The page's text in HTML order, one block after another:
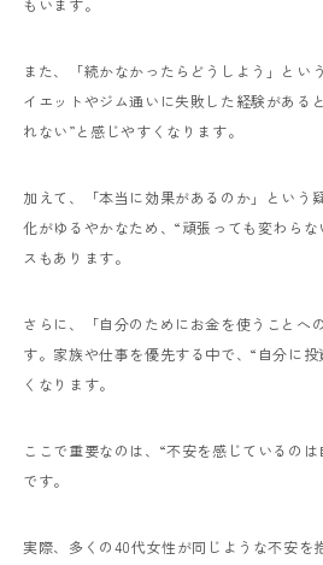
もいます。
また、「続かなかったらどうしよう」とい
イエットやジム通いに失敗した経験がある
れない”と感じやすくなります。
加えて、「本当に効果があるのか」という
化がゆるやかなため、“頑張っても変わら
スもあります。
さらに、「自分のためにお金を使うことへ
す。家族や仕事を優先する中で、“自分に
くなります。
ここで重要なのは、“不安を感じているの
です。
実際、多くの40代女性が同じような不安を